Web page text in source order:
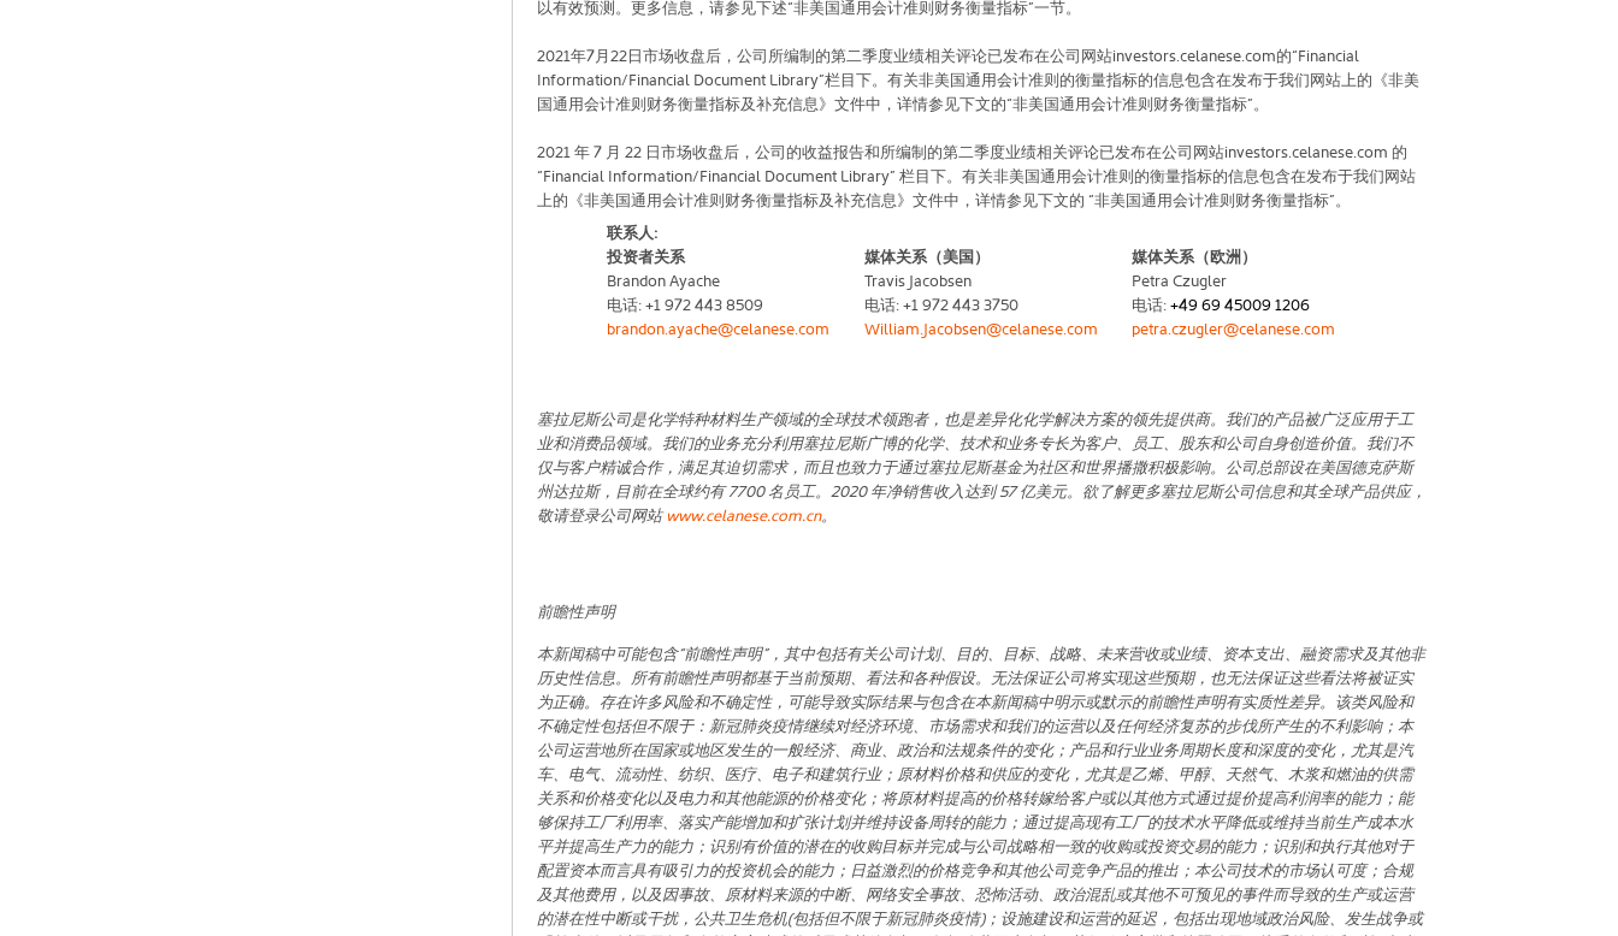
以有效预测。更多信息，请参见下述“非美国通用会计准则财务衡量指标”一节。
2021年7 月 22日市场收盘后，公司所编制的第二季度业绩相关评论已发布在公司网站investors.celanese.com的“ Financial
Information/Financial Document Library”栏目下。有关非美国通用会计准则的衡量指标的信息包含在发布于我们网站上的《非美
国通用会计准则财务衡量指标及补充信息》文件中，详情参见下文的“非美国通用会计准则财务衡量指标”。
2021 年7 月 22 日市场收盘后，公司的收益报告和所编制的第二季度业绩相关评论已发布在公司网站investors.celanese.com 的
“ Financial Information/Financial Document Library” 栏目下。有关非美国通用会计准则的衡量指标的信息包含在发布于我们网站
上的《非美国通用会计准则财务衡量指标及补充信息》文件中，详情参见下文的 “非美国通用会计准则财务衡量指标”。
联系人:
投资者关系
媒体关系（美国）
媒体关系（欧洲）
Brandon Ayache
Travis Jacobsen
Petra Czugler
电话: +1 972 443 8509 电话: +1 972 443 3750 电话:+49 69 45009 1206
brandon.ayache@celanese.com
William.Jacobsen@celanese.com petra.czugler@celanese.com
塞拉尼斯公司是化学特种材料生产领域的全球技术领跑者，也是差异化化学解决方案的领先提供商。我们的产品被广泛应用于工
业和消费品领域。我们的业务充分利用塞拉尼斯广博的化学、技术和业务专长为客户、员工、股东和公司自身创造价值。我们不
仅与客户精诚合作，满足其迫切需求，而且也致力于通过塞拉尼斯基金为社区和世界播撒积极影响。公司总部设在美国德克萨斯
州达拉斯，目前在全球约有7700 名员工。 2020 年净销售收入达到57亿美元。欲了解更多塞拉尼斯公司信息和其全球产品供应，
敬请登录公司网站 www.celanese.com.cn。
前瞻性声明
本新闻稿中可能包含“前瞻性声明”，其中包括有关公司计划、目的、目标、战略、未来营收或业绩、资本支出、融资需求及其他非
历史性信息。所有前瞻性声明都基于当前预期、看法和各种假设。无法保证公司将实现这些预期，也无法保证这些看法将被证实
为正确。存在许多风险和不确定性，可能导致实际结果与包含在本新闻稿中明示或默示的前瞻性声明有实质性差异。该类风险和
不确定性包括但不限于：新冠肺炎疫情继续对经济环境、市场需求和我们的运营以及任何经济复苏的步伐所产生的不利影响；本
公司运营地所在国家或地区发生的一般经济、商业、政治和法规条件的变化；产品和行业业务周期长度和深度的变化，尤其是汽
车、电气、流动性、纺织、医疗、电子和建筑行业；原材料价格和供应的变化，尤其是乙烯、甲醇、天然气、木浆和燃油的供需
关系和价格变化以及电力和其他能源的价格变化；将原材料提高的价格转嫁给客户或以其他方式通过提价提高利润率的能力；能
够保持工厂利用率、落实产能增加和扩张计划并维持设备周转的能力；通过提高现有工厂的技术水平降低或维持当前生产成本水
平并提高生产力的能力；识别有价值的潜在的收购目标并完成与公司战略相一致的收购或投资交易的能力；识别和执行其他对于
配置资本而言具有吸引力的投资机会的能力；日益激烈的价格竞争和其他公司竞争产品的推出；本公司技术的市场认可度；合规
及其他费用，以及因事故、原材料来源的中断、网络安全事故、恐怖活动、政治混乱或其他不可预见的事件而导致的生产或运营
的潜在性中断或干扰，公共卫生危机(包括但不限于新冠肺炎疫情)；设施建设和运营的延迟，包括出现地域政治风险、发生战争或